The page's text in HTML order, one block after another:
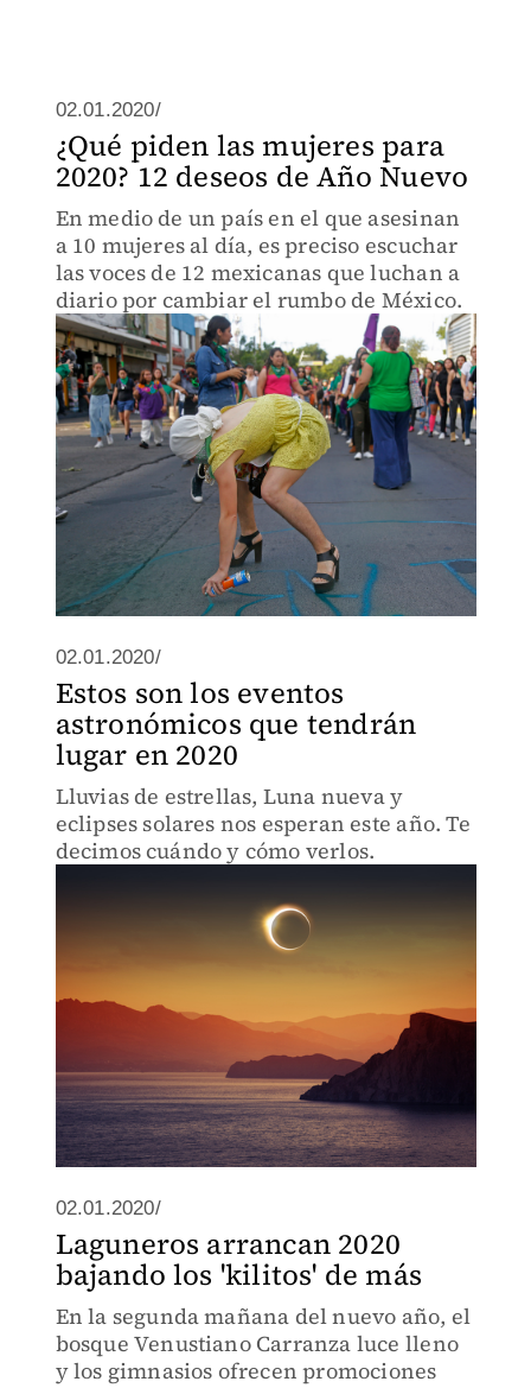
02.01.2020/
¿Qué piden las mujeres para
2020? 12 deseos de Año Nuevo
En medio de un país en el que asesinan
a 10 mujeres al día, es preciso escuchar
las voces de 12 mexicanas que luchan a
diario por cambiar el rumbo de México.
02.01.2020/
Estos son los eventos
astronómicos que tendrán
lugar en 2020
Lluvias de estrellas, Luna nueva y
eclipses solares nos esperan este año. Te
decimos cuándo y cómo verlos.
02.01.2020/
Laguneros arrancan 2020
bajando los 'kilitos' de más
En la segunda mañana del nuevo año, el
bosque Venustiano Carranza luce lleno
y los gimnasios ofrecen promociones